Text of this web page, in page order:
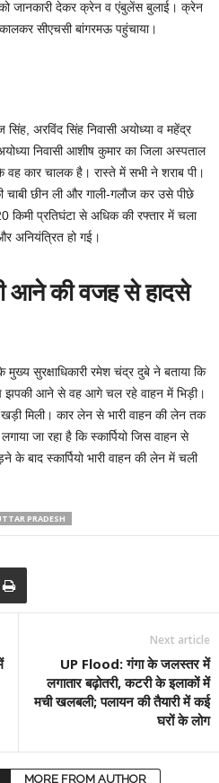
को जानकारी देकर क्रेन व एंबुलेंस बुलाई। क्रेन
सीएचसी बांगरमऊ पहुंचाया।
अरविंद सिंह निवासी अयोध्या व महेंद्र
निवासी आशीष कुमार का जिला अस्पताल
कार चालक है। रास्ते में सभी ने शराब पी।
छीन ली और गाली-गलौज कर उसे पीछे
किमी प्रतिघंटा से अधिक की रफ्तार में चला
अनियंत्रित हो गई।
आने की वजह से हादसे
सुरक्षाधिकारी रमेश चंद्र दुबे ने बताया कि
झपकी आने से वह आगे चल रहे वाहन में भिड़ी।
मिली। कार लेन से भारी वाहन की लेन तक
जा रहा है कि स्कार्पियो जिस वाहन से
बाद स्कार्पियो भारी वाहन की लेन में चली
PRADESH
Next article
UP Flood: गंगा के जलस्तर में
लगातार बढ़ोतरी, कटरी के इलाकों में
मची खलबली; पलायन की तैयारी में कई
घरों के लोग
MORE FROM AUTHOR